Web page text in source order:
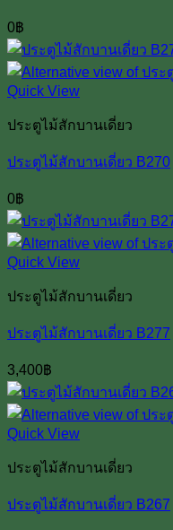
0฿
Quick View
ประตูไม้สักบานเดี่ยว
ประตูไม้สักบานเดี่ยว B270
0฿
Quick View
ประตูไม้สักบานเดี่ยว
ประตูไม้สักบานเดี่ยว B277
3,400฿
Quick View
ประตูไม้สักบานเดี่ยว
ประตูไม้สักบานเดี่ยว B267